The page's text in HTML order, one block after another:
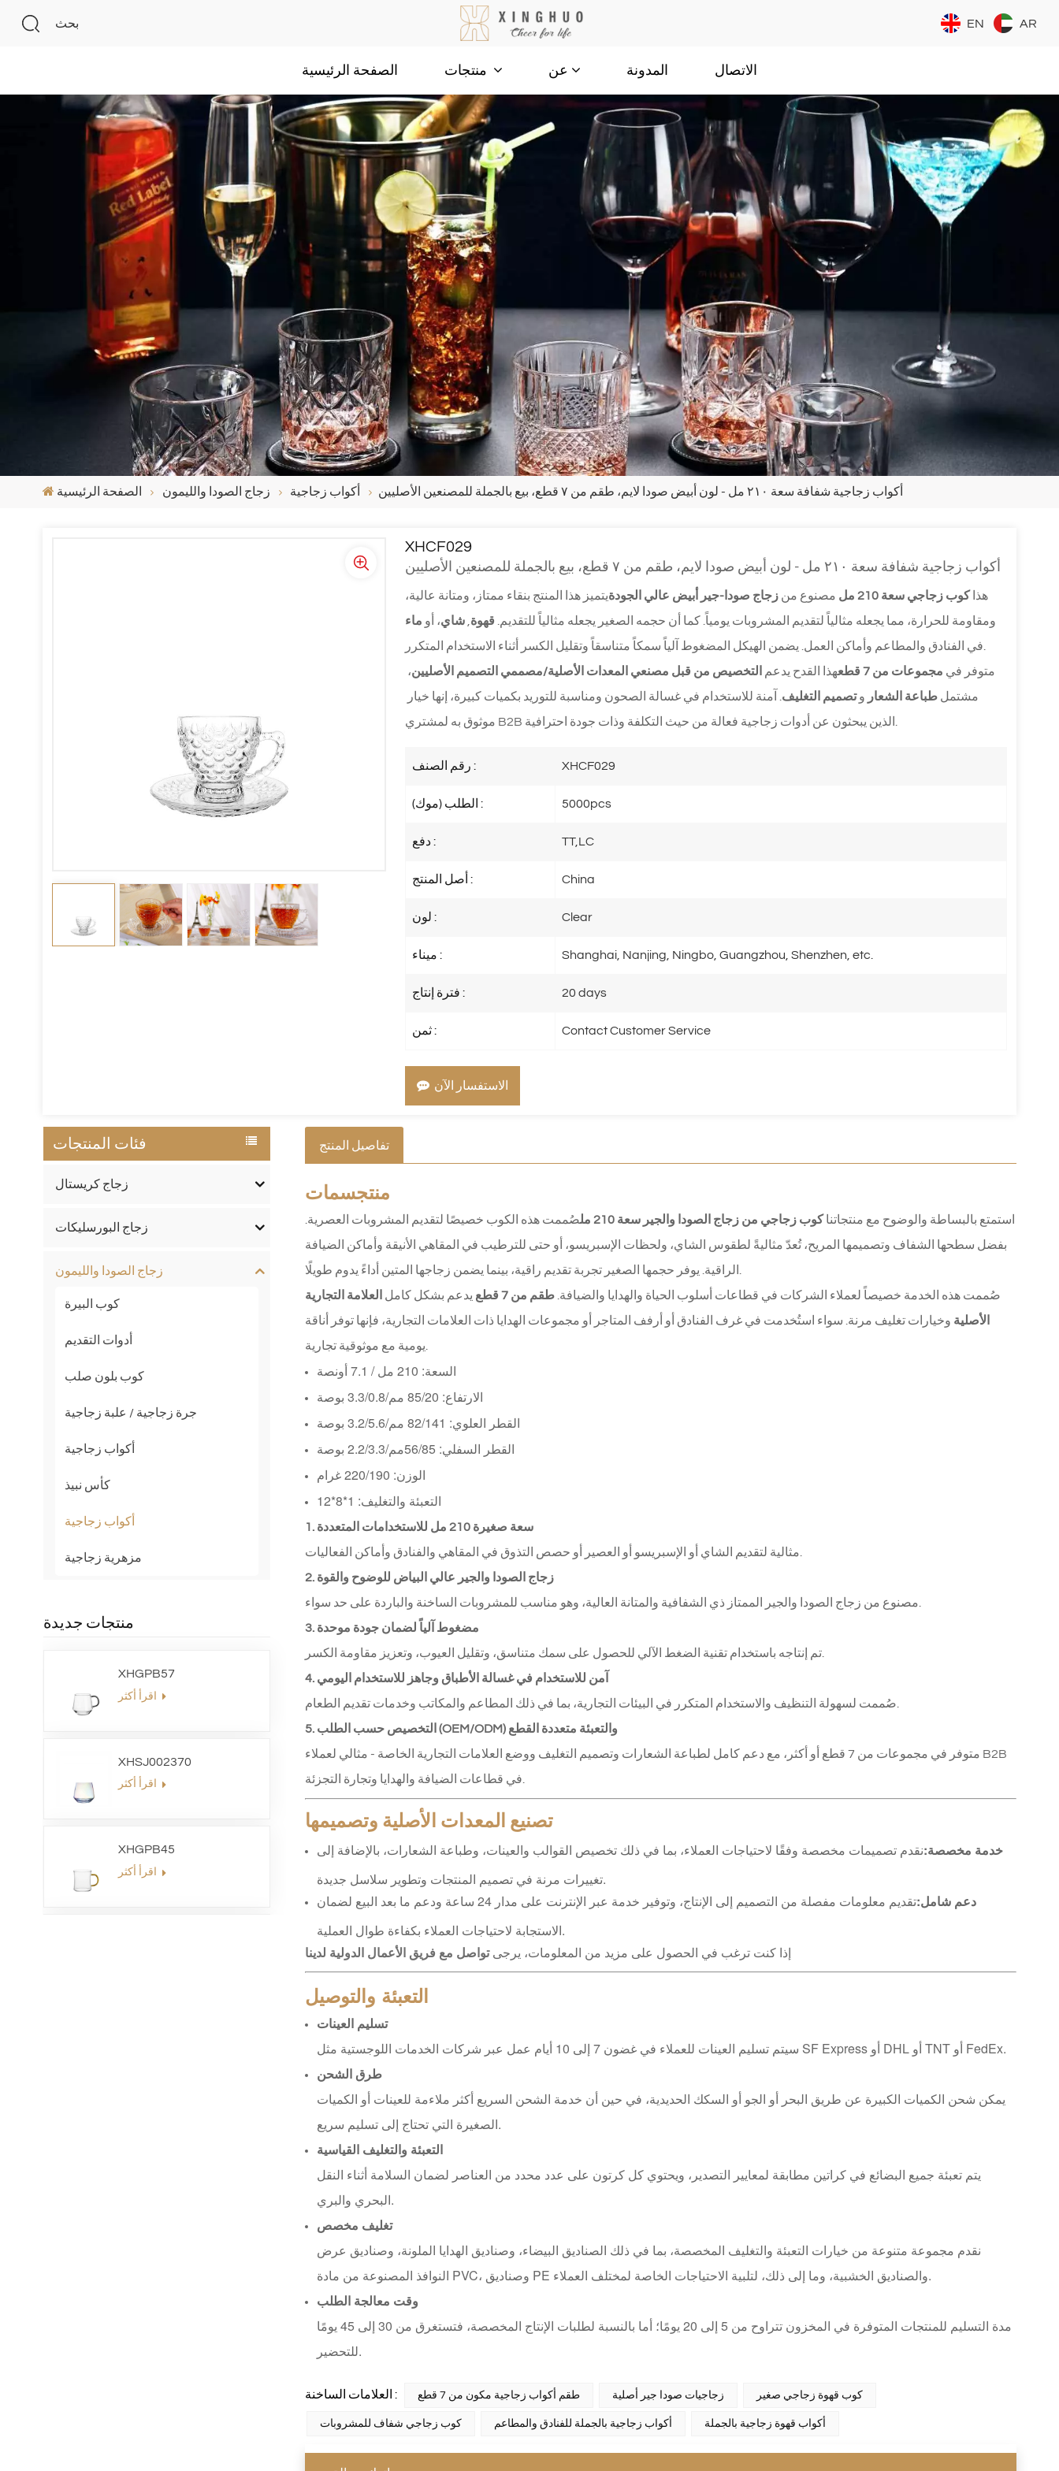
بحث EN AR
الصفحة الرئيسية عن المدونة الاتصال
الصفحة الرئيسية زجاج الصودا والليمون أكواب زجاجية أكواب زجاجية شفافة سعة ٢١٠ مل - لون أبيض صودا لايم، طقم من ٧ قطع، بيع بالجملة للمصنعين الأصليين
XHCF029
أكواب زجاجية شفافة سعة ٢١٠ مل - لون أبيض صودا لايم، طقم من ٧ قطع، بيع بالجملة للمصنعين الأصليين
هذاكوب زجاجي سعة 210 مل مصنوع منزجاج صودا-جير أبيض عالي الجودةيتميز هذا المنتج بنقاء ممتاز، ومتانة عالية،
ومقاومة للحرارة، مما يجعله مثالياً لتقديم المشروبات يومياً. كما أن حجمه الصغير يجعله مثالياً للتقديم. قهوة ,شاي، أو ماء
متوفر في مجموعات من 7 قطع هذا القدح يدعم التخصيص من قبل مصنعي المعدات الأصلية/مصممي التصميم الأصليين
مشتمل طباعة الشعار و تصميم التغليف
رقم الصنف : XHCF029
الطلب (موك) : 5000pcs
دفع : TT,LC
أصل المنتج : China
لون : Clear
ميناء : Shanghai, Nanjing, Ningbo, Guangzhou, Shenzhen, etc.
فترة إنتاج : 20 days
ثمن : Contact Customer Service
الاستفسار الآن
فئات المنتجات
زجاج كريستال
زجاج البورسليكات
زجاج الصودا والليمون
كوب البيرة
أدوات التقديم
كوب بلون صلب
جرة زجاجية / علبة زجاجية
أكواب زجاجية
كأس نبيذ
أكواب زجاجية
مزهرية زجاجية
منتجات جديدة
XHGPB57
XHSJ002370
XHGPB45
تفاصيل المنتج
منتجسمات
استمتع بالبساطة والوضوح مع منتجاتناكوب زجاجي من زجاج الصودا والجير سعة 210 مل
صُممت هذه الكوب خصيصًا لتقديم المشروبات العصرية.
بفضل سطحها الشفاف وتصميمها المريح، تُعدّ مثاليةً لطقوس الشاي، ولحظات الإسبريسو، أو حتى للترطيب في المقاهي الأنيقة وأماكن الضيافة
الراقية. يوفر حجمها الصغير تجربة تقديم راقية، بينما يضمن زجاجها المتين أداءً يدوم طويلًا.
صُممت هذه الخدمة خصيصاً لعملاء الشركات في قطاعات أسلوب الحياة والهدايا والضيافة.طقم من 7 قطع يدعم بشكل كامل العلامة التجارية
الأصلية وخيارات تغليف مرنة. سواء استُخدمت في غرف الفنادق أو أرفف المتاجر أو مجموعات الهدايا ذات العلامات التجارية، فإنها توفر أناقة
يومية مع موثوقية تجارية.
السعة: 210 مل / 7.1 أونصة
الارتفاع: 85/20 مم/3.3/0.8 بوصة
القطر العلوي: 82/141 مم/3.2/5.6 بوصة
القطر السفلي: 56/85
مم/2.2/3.3 بوصة
الوزن: 220/190 غرام
التعبئة والتغليف: 1*8*12
1. سعة صغيرة 210 مل للاستخدامات المتعددة
مثالية لتقديم الشاي أو الإسبريسو أو العصير أو حصص التذوق في المقاهي والفنادق وأماكن الفعاليات.
2. زجاج الصودا والجير عالي البياض للوضوح والقوة
مصنوع من زجاج الصودا والجير الممتاز ذي الشفافية والمتانة العالية، وهو مناسب للمشروبات الساخنة والباردة على حد سواء.
3. مضغوط آلياً لضمان جودة موحدة
تم إنتاجه باستخدام تقنية الضغط الآلي للحصول على سمك متناسق، وتقليل العيوب، وتعزيز مقاومة الكسر.
4. آمن للاستخدام في غسالة الأطباق وجاهز للاستخدام اليومي
صُممت لسهولة التنظيف والاستخدام المتكرر في البيئات التجارية، بما في ذلك المطاعم والمكاتب وخدمات تقديم الطعام.
5. التخصيص حسب الطلب (OEM/ODM) والتعبئة متعددة القطع
متوفر في مجموعات من 7 قطع أو أكثر، مع دعم كامل لطباعة الشعارات وتصميم التغليف ووضع العلامات التجارية الخاصة - مثالي لعملاء B2B
في قطاعات الضيافة والهدايا وتجارة التجزئة.
تصنيع المعدات الأصلية وتصميمها
خدمة مخصصة:نقدم تصميمات مخصصة وفقًا لاحتياجات العملاء، بما في ذلك تخصيص القوالب والعينات، وطباعة الشعارات، بالإضافة إلى
تغييرات مرنة في تصميم المنتجات وتطوير سلاسل جديدة.
دعم شامل: تقديم معلومات مفصلة من التصميم إلى الإنتاج، وتوفير خدمة عبر الإنترنت على مدار 24 ساعة ودعم ما بعد البيع لضمان
إذا كنت ترغب في الحصول على مزيد من المعلومات، يرجىتواصل مع فريق الأعمال الدولية لدينا
التعبئة والتوصيل
تسليم العينات
سيتم تسليم العينات للعملاء في غضون 7 إلى 10 أيام عمل عبر شركات الخدمات اللوجستية مثل SF Express أو DHL أو TNT أو FedEx.
طرق الشحن
يمكن شحن الكميات الكبيرة عن طريق البحر أو الجو أو السكك الحديدية، في حين أن خدمة الشحن السريع أكثر ملاءمة للعينات أو الكميات
الصغيرة التي تحتاج إلى تسليم سريع.
التعبئة والتغليف القياسية
يتم تعبئة جميع البضائع في كراتين مطابقة لمعايير التصدير، ويحتوي كل كرتون على عدد محدد من العناصر لضمان السلامة أثناء النقل
البحري والبري.
تغليف مخصص
نقدم مجموعة متنوعة من خيارات التعبئة والتغليف المخصصة، بما في ذلك الصناديق البيضاء، وصناديق الهدايا الملونة، وصناديق عرض
النوافذ المصنوعة من مادة PVC، وصناديق PE والصناديق الخشبية، وما إلى ذلك، لتلبية الاحتياجات الخاصة لمختلف العملاء.
وقت معالجة الطلب
مدة التسليم للمنتجات المتوفرة في المخزون تتراوح من 5 إلى 20 يومًا؛ أما بالنسبة لطلبات الإنتاج المخصصة، فتستغرق من 30 إلى 45 يومًا
للتحضير.
العلامات الساخنة : طقم أكواب زجاجية مكون من 7 قطع زجاجيات صودا جير أصلية كوب قهوة زجاجي صغير
كوب زجاجي شفاف للمشروبات أكواب زجاجية بالجملة للفنادق والمطاعم أكواب قهوة زجاجية بالجملة